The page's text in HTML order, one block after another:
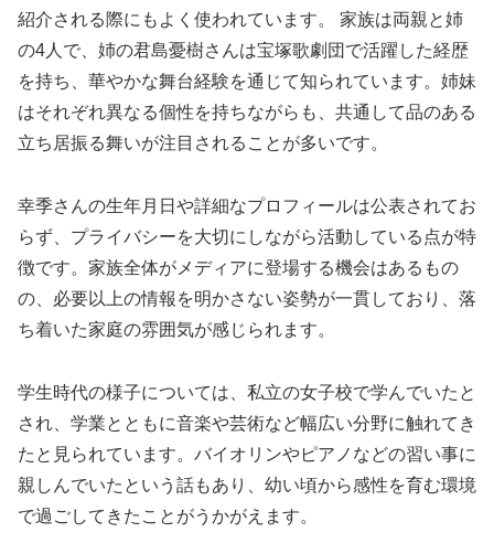
紹介される際にもよく使われています。 家族は両親と姉
の4人で、姉の君島憂樹さんは宝塚歌劇団で活躍した経歴
を持ち、華やかな舞台経験を通じて知られています。姉妹
はそれぞれ異なる個性を持ちながらも、共通して品のある
立ち居振る舞いが注目されることが多いです。
幸季さんの生年月日や詳細なプロフィールは公表されてお
らず、プライバシーを大切にしながら活動している点が特
徴です。家族全体がメディアに登場する機会はあるもの
の、必要以上の情報を明かさない姿勢が一貫しており、落
ち着いた家庭の雰囲気が感じられます。
学生時代の様子については、私立の女子校で学んでいたと
され、学業とともに音楽や芸術など幅広い分野に触れてき
たと見られています。バイオリンやピアノなどの習い事に
親しんでいたという話もあり、幼い頃から感性を育む環境
で過ごしてきたことがうかがえます。